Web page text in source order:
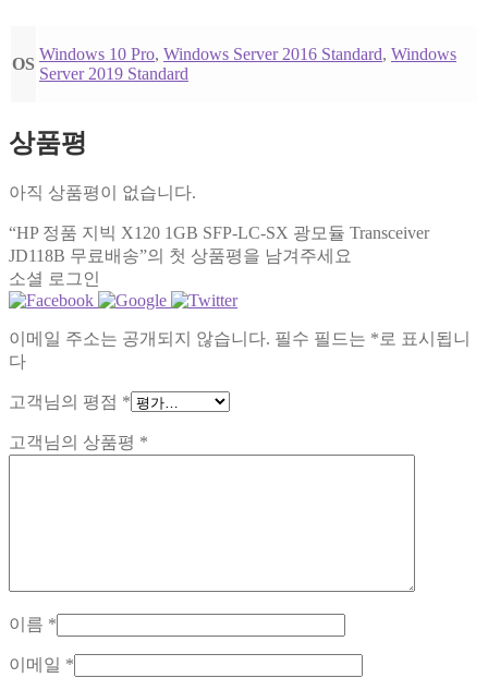
OS
Windows 10 Pro, Windows Server 2016 Standard, Windows
Server 2019 Standard
상품평
아직 상품평이 없습니다.
“HP 정품 지빅 X120 1GB SFP-LC-SX 광모듈 Transceiver
JD118B 무료배송”의 첫 상품평을 남겨주세요
소셜 로그인
이메일 주소는 공개되지 않습니다. 필수 필드는 * 로 표시됩니
다
고객님의 평점 *
고객님의 상품평 *
이름 *
이메일 *